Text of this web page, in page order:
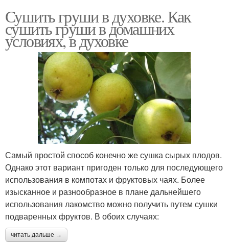
Сушить груши в духовке. Как
сушить груши в домашних
условиях, в духовке
Самый простой способ конечно же сушка сырых плодов.
Однако этот вариант пригоден только для последующего
использования в компотах и фруктовых чаях. Более
изысканное и разнообразное в плане дальнейшего
использования лакомство можно получить путем сушки
подваренных фруктов. В обоих случаях:
читать дальше →